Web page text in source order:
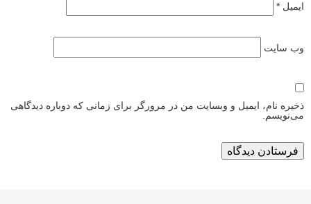
ایمیل *
وب‌ سایت
ذخیره نام، ایمیل و وبسایت من در مرورگر برای زمانی که دوباره دیدگاهی
می‌نویسم.